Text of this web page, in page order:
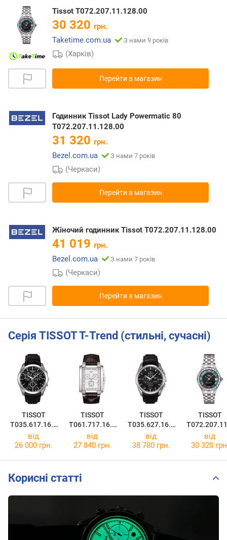
Tissot T072.207.11.128.00
30 320 грн.
Taketime.com.ua
З нами 9 років
(Харків)
Перейти в магазин
Годинник Tissot Lady Powermatic 80
T072.207.11.128.00
31 320 грн.
Bezel.com.ua
З нами 7 років
(Черкаси)
Перейти в магазин
Жіночий годинник Tissot T072.207.11.128.00
41 019 грн.
Bezel.com.ua
З нами 7 років
(Черкаси)
Перейти в магазин
Серія TISSOT T-Trend (стильні, сучасні)
TISSOT
T035.617.16.0
51.00
TISSOT
T061.717.16.0
31.00
TISSOT
T035.627.16.0
51.00
TISSOT
28.00
від
26 000 грн.
від
27 840 грн.
від
38 780 грн.
від
30 320
Корисні статті